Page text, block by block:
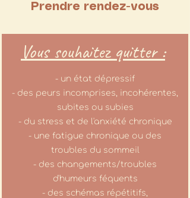
Prendre rendez-vous
Vous souhaitez quitter :
- un état dépressif
- des peurs incomprises, incohérentes,
subites ou subies
- du stress et de l'anxiété chronique
- une fatigue chronique ou des
troubles du sommeil
- des changements/troubles
d'humeurs féquents
- des schémas répétitifs,